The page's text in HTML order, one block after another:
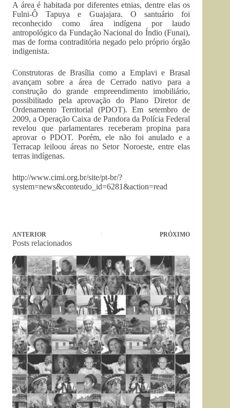
A área é habitada por diferentes etnias, dentre elas os
Fulni-Ô Tapuya e Guajajara. O santuário foi
reconhecido como área indígena por laudo
antropológico da Fundação Nacional do Índio (Funai),
mas de forma contraditória negado pelo próprio órgão
indigenista.
Construtoras de Brasília como a Emplavi e Brasal
avançam sobre a área de Cerrado nativo para a
construção do grande empreendimento imobiliário,
possibilitado pela aprovação do Plano Diretor de
Ordenamento Territorial (PDOT). Em setembro de
2009, a Operação Caixa de Pandora da Polícia Federal
revelou que parlamentares receberam propina para
aprovar o PDOT. Porém, ele não foi anulado e a
Terracap leiloou áreas no Setor Noroeste, entre elas
terras indígenas.
http://www.cimi.org.br/site/pt-br/?
system=news&conteudo_id=6281&action=read
ANTERIOR PRÓXIMO
Posts relacionados